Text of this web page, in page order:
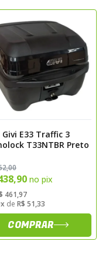
de
pela GIVI do
Givi E33 Traffic 3
T33NTBR Preto
no pix
461,97
de R$ 51,33
COMPRAR